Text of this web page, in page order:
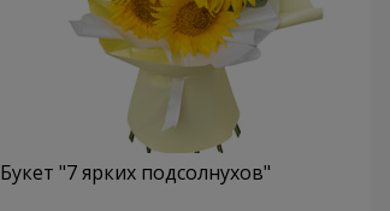
Букет "7 ярких подсолнухов"